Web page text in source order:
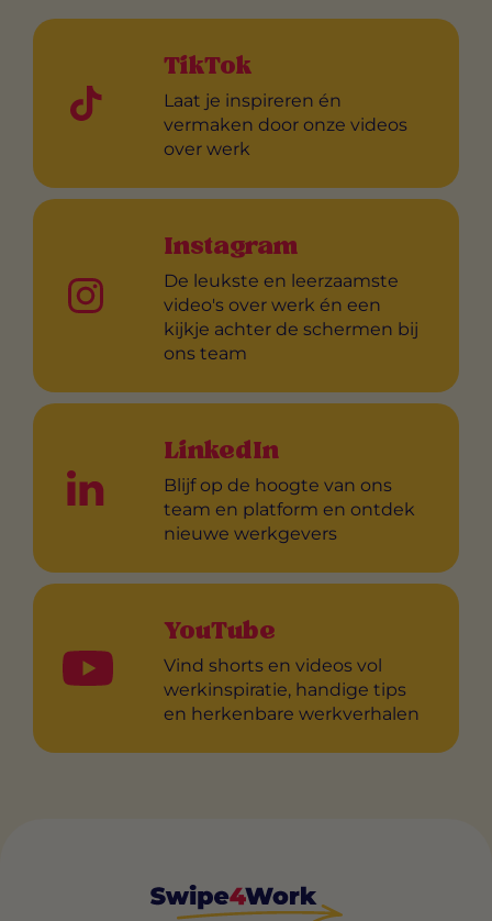
TikTok
Laat je inspireren én
vermaken door onze videos
over werk
Instagram
De leukste en leerzaamste
video's over werk én een
kijkje achter de schermen bij
ons team
LinkedIn
Blijf op de hoogte van ons
team en platform en ontdek
nieuwe werkgevers
YouTube
Vind shorts en videos vol
werkinspiratie, handige tips
en herkenbare werkverhalen